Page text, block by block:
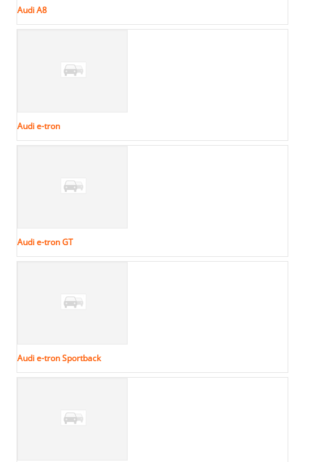
Audi A8
Audi e-tron
Audi e-tron GT
Audi e-tron Sportback